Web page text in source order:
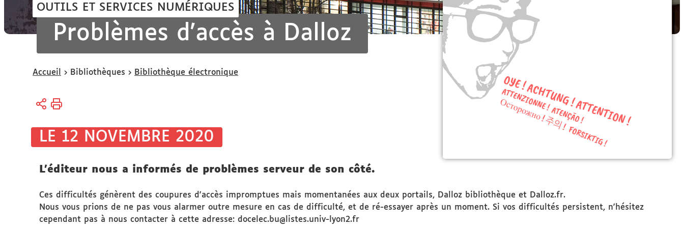
OUTILS ET SERVICES NUMÉRIQUES
Problèmes d'accès à Dalloz
Vous
ici :
Accueil Bibliothèques Bibliothèque électronique
LE 12 NOVEMBRE 2020
L'éditeur nous a informés de problèmes serveur de son côté.
Ces difficultés génèrent des coupures d'accès impromptues mais momentanées aux deux portails, Dalloz bibliothèque et Dalloz.fr.
Nous vous prions de ne pas vous alarmer outre mesure en cas de difficulté, et de ré-essayer après un moment. Si vos difficultés persistent, n'hésitez
cependant pas à nous contacter à cette adresse: docelec.bu@listes.univ-lyon2.fr